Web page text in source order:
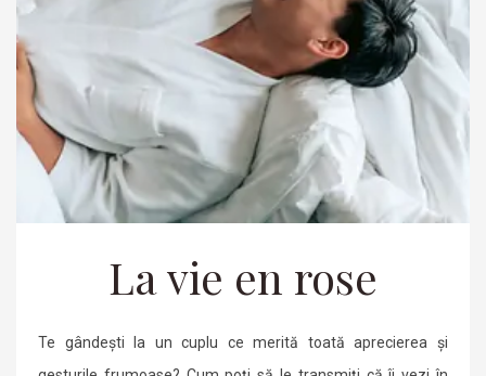
La vie en rose
Te gândești la un cuplu ce merită toată aprecierea și